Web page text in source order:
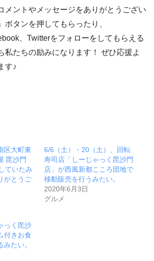
メントやメッセージをありがとうござい
ボタンを押してもらったり、
、Twitterをフォローをしてもらえる
私たちの励みになります！ ぜひ応援よ
す♪
区大町東
毘沙門
ていたみ
がとうご
6/6（土）・20（土）、回転
寿司店「しーじゃっく毘沙門
店」が西風新都こころ団地で
移動販売を行うみたい。
2020年6月3日
グルメ
っく毘沙
付きお食
たい。